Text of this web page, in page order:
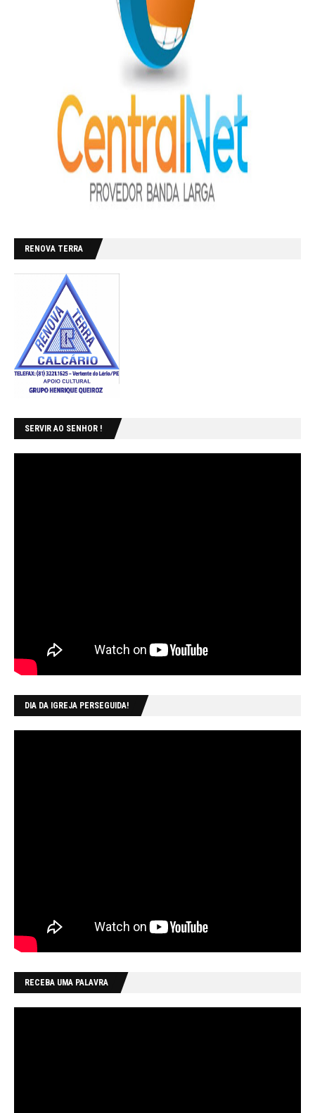
RENOVA TERRA
SERVIR AO SENHOR !
DIA DA IGREJA PERSEGUIDA!
RECEBA UMA PALAVRA